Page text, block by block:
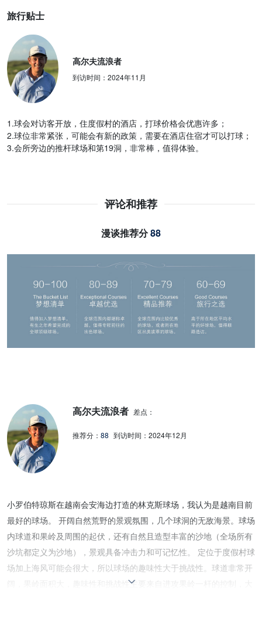
旅行贴士
高尔夫流浪者
到访时间： 2024年11月
1.球会对访客开放，住度假村的酒店，打球价格会优惠许多；
2.球位非常紧张，可能会有新的政策，需要在酒店住宿才可以打球；
3.会所旁边的推杆球场和第19洞，非常棒，值得体验。
评论和推荐
漫谈推荐分88
小罗伯特琼斯在越南会安海边打造的林克斯球场，我认为是越南目前
最好的球场。 开阔自然荒野的景观氛围，几个球洞的无敌海景。球场
内球道和果岭及周围的起伏，还有自然且造型丰富的沙地（全场所有
沙坑都定义为沙地），景观具备冲击力和可记忆性。 定位于度假村球
场加上海风可能会很大，所以球场的趣味性大于挑战性。球道非常开
阔，果岭面积大，趣味性和挑战性主要来自进攻果岭一杆的控制，大
高尔夫流浪者 差点：
推荐分： 88 到访时间： 2024年12月